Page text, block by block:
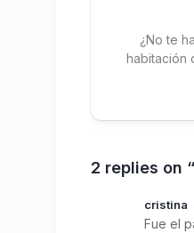
¿No te
habitación
2 replies on
cristina
Fue el